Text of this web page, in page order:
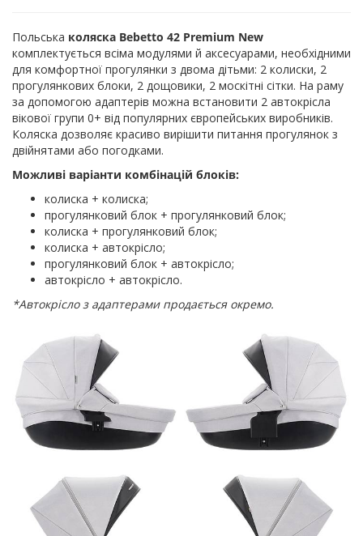
Польська коляска Bebetto 42 Premium New
комплектується всіма модулями й аксесуарами, необхідними
для комфортної прогулянки з двома дітьми: 2 колиски, 2
прогулянкових блоки, 2 дощовики, 2 москітні сітки. На раму
за допомогою адаптерів можна встановити 2 автокрісла
вікової групи 0+ від популярних європейських виробників.
Коляска дозволяє красиво вирішити питання прогулянок з
двійнятами або погодками.
Можливі варіанти комбінацій блоків:
колиска + колиска;
прогулянковий блок + прогулянковий блок;
колиска + прогулянковий блок;
колиска + автокрісло;
прогулянковий блок + автокрісло;
автокрісло + автокрісло.
*Автокрісло з адаптерами продається окремо.